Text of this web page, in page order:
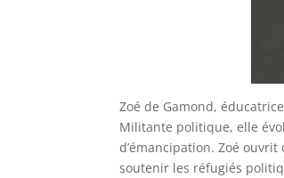
Zoé de Gamond,
Militante politique, elle
d’émancipation. Zoé
soutenir les réfugiés